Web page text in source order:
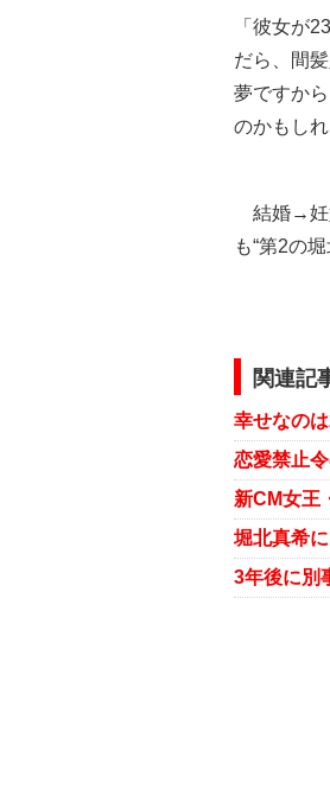
「彼女が
だら、間
夢ですか
のかもし
結婚→妊
も“第2の
関連記
幸せなの
恋愛禁止
3年後に別